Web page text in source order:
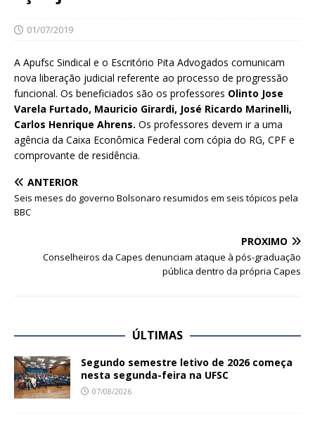
01/07/2019
A Apufsc Sindical e o Escritório Pita Advogados comunicam
nova liberação judicial referente ao processo de progressão
funcional. Os beneficiados são os professores Olinto Jose
Varela Furtado, Mauricio Girardi, José Ricardo Marinelli,
Carlos Henrique Ahrens. Os professores devem ir a uma
agência da Caixa Econômica Federal com cópia do RG, CPF e
comprovante de residência.
ANTERIOR
Seis meses do governo Bolsonaro resumidos em seis tópicos pela
BBC
PRÓXIMO
Conselheiros da Capes denunciam ataque à pós-graduação
pública dentro da própria Capes
ÚLTIMAS
Segundo semestre letivo de 2026 começa
nesta segunda-feira na UFSC
07/08/2026